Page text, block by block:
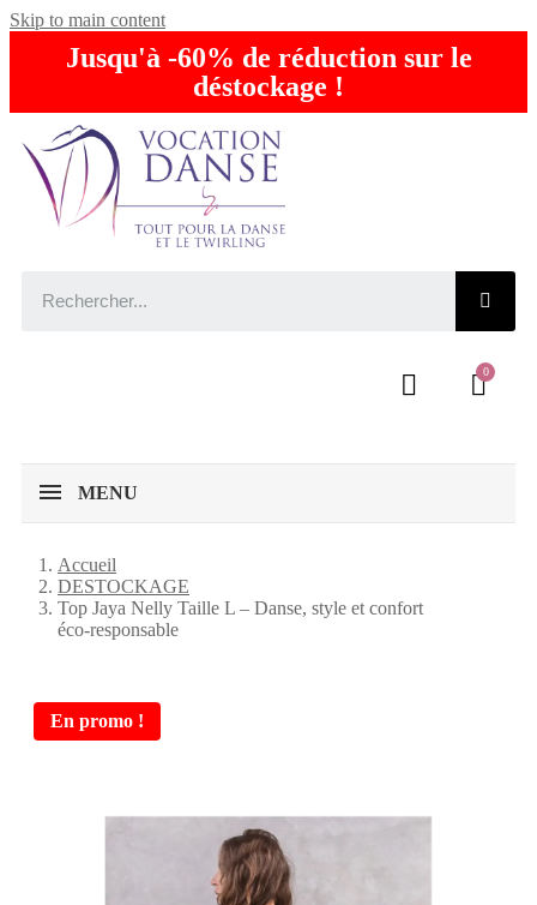
Skip to main content
Jusqu'à -60% de réduction sur le
déstockage !
MENU
Accueil
DESTOCKAGE
Top Jaya Nelly Taille L – Danse, style et confort
éco‑responsable
En promo !